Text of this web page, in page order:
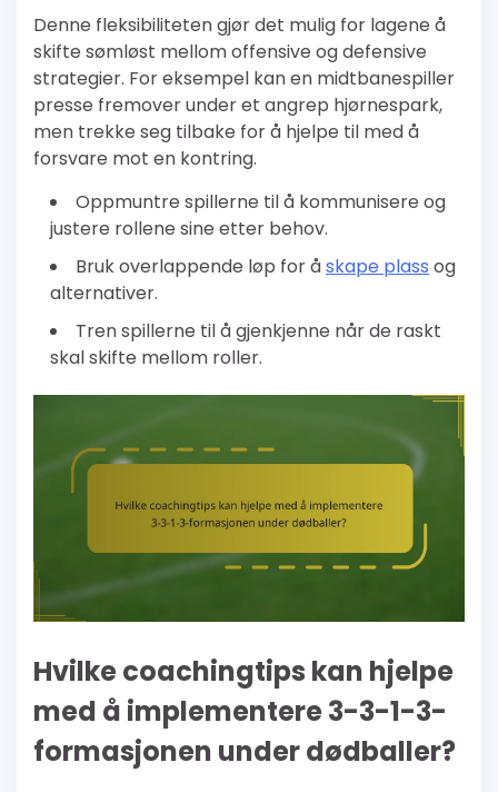
Denne fleksibiliteten gjør det mulig for lagene å
skifte sømløst mellom offensive og defensive
strategier. For eksempel kan en midtbanespiller
presse fremover under et angrep hjørnespark,
men trekke seg tilbake for å hjelpe til med å
forsvare mot en kontring.
Oppmuntre spillerne til å kommunisere og
justere rollene sine etter behov.
Bruk overlappende løp for åskape plass og
alternativer.
Tren spillerne til å gjenkjenne når de raskt
skal skifte mellom roller.
Hvilke coachingtips kan hjelpe
med å implementere 3-3-1-3-
formasjonen under dødballer?